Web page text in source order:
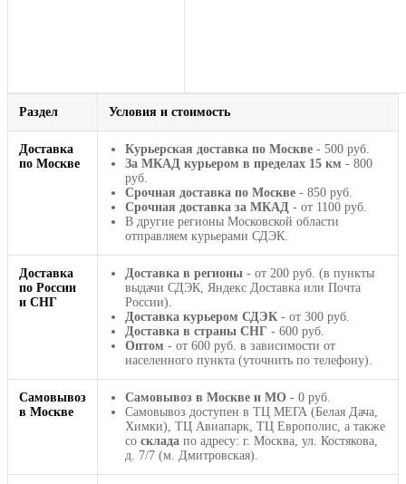
Раздел Условия и стоимость
Доставка
по Москве
Курьерская доставка по Москве - 500 руб.
За МКАД курьером в пределах 15 км - 800
руб.
Срочная доставка по Москве - 850 руб.
Срочная доставка за МКАД - от 1100 руб.
В другие регионы Московской области
отправляем курьерами СДЭК.
Доставка
по России
и СНГ
Доставка в регионы - от 200 руб. (в пункты
выдачи СДЭК, Яндекс Доставка или Почта
России).
Доставка курьером СДЭК - от 300 руб.
Доставка в страны СНГ - 600 руб.
Оптом - от 600 руб. в зависимости от
населенного пункта (уточнить по телефону).
Самовывоз
в Москве
Самовывоз в Москве и МО - 0 руб.
Самовывоз доступен в ТЦ МЕГА (Белая Дача,
Химки), ТЦ Авиапарк, ТЦ Европолис, а также
со склада по адресу: г. Москва, ул. Костякова,
д. 7/7 (м. Дмитровская).